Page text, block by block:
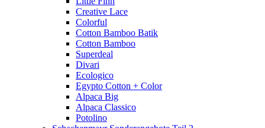
Creative Lace
Colorful
Cotton Bamboo Batik
Cotton Bamboo
Superdeal
Divari
Ecologico
Egypto Cotton + Color
Alpaca Big
Alpaca Classico
Potolino